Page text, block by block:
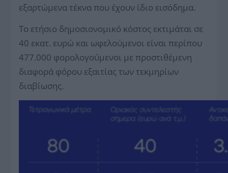
εξαρτώμενα τέκνα που έχουν ίδιο εισόδημα.
Το ετήσιο δημοσιονομικό κόστος εκτιμάται σε
40 εκατ. ευρώ και ωφελούμενοι είναι περίπου
477.000 φορολογούμενοι με προστιθέμενη
διαφορά φόρου εξαιτίας των τεκμηρίων
διαβίωσης.